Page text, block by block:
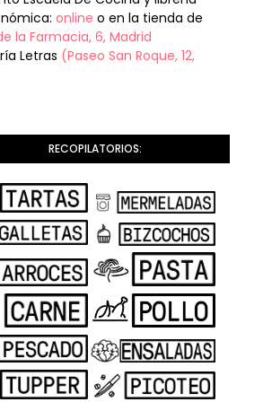
online o en la tienda de
la Farmacia, 6, Madrid
Letras (Paseo San Roque, 12,
RECOPILATORIOS: